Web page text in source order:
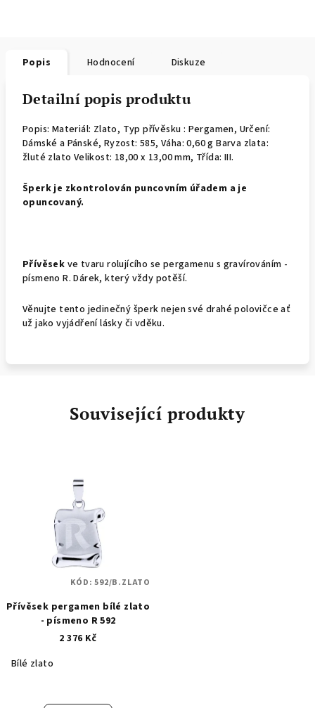
Popis Hodnocení Diskuze
Detailní popis produktu
Popis: Materiál: Zlato, Typ přívěsku : Pergamen, Určení:
Dámské a Pánské, Ryzost: 585, Váha: 0,60 g Barva zlata:
žluté zlato Velikost: 18,00 x 13,00 mm, Třída: III.
Šperk je zkontrolován puncovním úřadem a je
opuncovaný.
Přívěsek ve tvaru rolujícího se pergamenu s gravírováním -
písmeno R. Dárek, který vždy potěší.
Věnujte tento jedinečný šperk nejen své drahé polovičce ať
už jako vyjádření lásky či vděku.
Související produkty
Přívěsek pergamen bílé zlato
- písmeno R 592
2 376 Kč
Bílé zlato
KÓD:592/B.ZLATO